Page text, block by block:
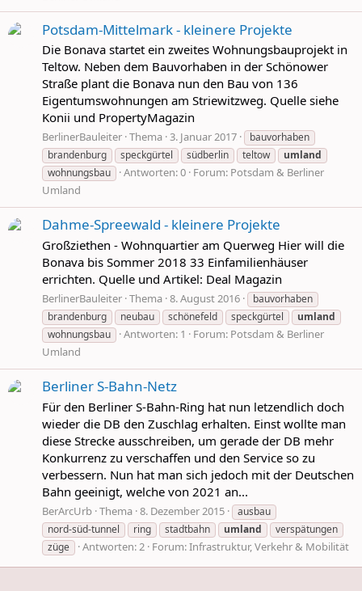
Potsdam-Mittelmark - kleinere Projekte
Die Bonava startet ein zweites Wohnungsbauprojekt in
Teltow. Neben dem Bauvorhaben in der Schönower
Straße plant die Bonava nun den Bau von 136
Eigentumswohnungen am Striewitzweg. Quelle siehe
Konii und PropertyMagazin
BerlinerBauleiter Thema 3. Januar 2017
bauvorhaben
brandenburg
speckgürtel südberlin teltow
umland
wohnungsbau
Antworten: 0 Forum: Potsdam & Berliner
Umland
Dahme-Spreewald - kleinere Projekte
Großziethen - Wohnquartier am Querweg Hier will die
Bonava bis Sommer 2018 33 Einfamilienhäuser
errichten. Quelle und Artikel: Deal Magazin
BerlinerBauleiter Thema 8. August 2016
bauvorhaben
brandenburg
neubau schönefeld speckgürtel
umland
wohnungsbau
Antworten: 1 Forum: Potsdam & Berliner
Umland
Berliner S-Bahn-Netz
Für den Berliner S-Bahn-Ring hat nun letzendlich doch
wieder die DB den Zuschlag erhalten. Einst wollte man
diese Strecke ausschreiben, um gerade der DB mehr
Konkurrenz zu verschaffen und den Service so zu
verbessern. Nun hat man sich jedoch mit der Deutschen
Bahn geeinigt, welche von 2021 an...
BerArcUrb Thema 8. Dezember 2015
ausbau
nord-süd-tunnel
ring stadtbahn umland
verspätungen
züge
Antworten: 2 Forum:Infrastruktur, Verkehr & Mobilität